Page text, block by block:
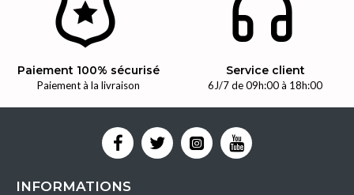
Paiement 100% sécurisé
Paiement à la livraison
Service client
6J/7 de 09h:00 à 18h:00
INFORMATIONS